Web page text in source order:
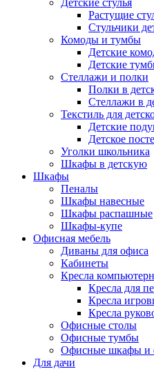
Детские стулья
Растущие
Стульчики
Комоды и тумбы
Детские
Детские
Стеллажи и полки
Полки в
Стеллажи в
Текстиль для
Детские
Детское
Уголки школьника
Шкафы в детскую
Шкафы
Пеналы
Шкафы навесные
Шкафы распашные
Шкафы-купе
Офисная мебель
Диваны для офиса
Кабинеты
Кресла
Кресла для
Кресла
Кресла
Офисные столы
Офисные тумбы
Офисные шкафы и
Для дачи